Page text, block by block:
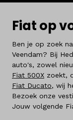
Fiat op
Ben je op zoek
Veendam? Bij
auto's, zowel
Fiat 500X zoekt,
Fiat Ducato, wij
Bezoek onze
Jouw volgende